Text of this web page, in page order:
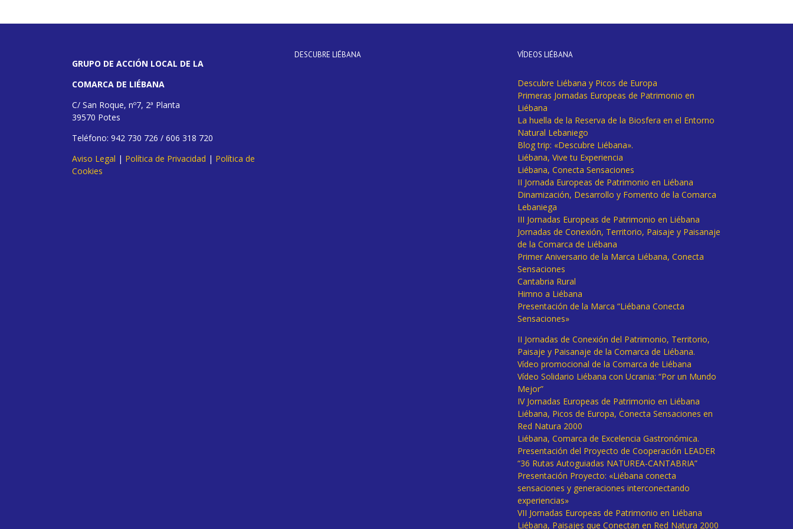
GRUPO DE ACCIÓN LOCAL DE LA
COMARCA DE LIÉBANA
C/ San Roque, nº7, 2ª Planta
39570 Potes
Teléfono: 942 730 726 / 606 318 720
Aviso Legal | Política de Privacidad | Política de
Cookies
DESCUBRE LIÉBANA VÍDEOS LIÉBANA
Descubre Liébana y Picos de Europa
Primeras Jornadas Europeas de Patrimonio en
Liébana
La huella de la Reserva de la Biosfera en el Entorno
Natural Lebaniego
Blog trip: «Descubre Liébana».
Liébana, Vive tu Experiencia
Liébana, Conecta Sensaciones
II Jornada Europeas de Patrimonio en Liébana
Dinamización, Desarrollo y Fomento de la Comarca
Lebaniega
III Jornadas Europeas de Patrimonio en Liébana
Jornadas de Conexión, Territorio, Paisaje y Paisanaje
de la Comarca de Liébana
Primer Aniversario de la Marca Liébana, Conecta
Sensaciones
Cantabria Rural
Himno a Liébana
Presentación de la Marca “Liébana Conecta
Sensaciones»
II Jornadas de Conexión del Patrimonio, Territorio,
Paisaje y Paisanaje de la Comarca de Liébana.
Vídeo promocional de la Comarca de Liébana
Vídeo Solidario Liébana con Ucrania: “Por un Mundo
Mejor”
IV Jornadas Europeas de Patrimonio en Liébana
Liébana, Picos de Europa, Conecta Sensaciones en
Red Natura 2000
Liébana, Comarca de Excelencia Gastronómica.
Presentación del Proyecto de Cooperación LEADER
“36 Rutas Autoguiadas NATUREA-CANTABRIA”
Presentación Proyecto: «Liébana conecta
sensaciones y generaciones interconectando
experiencias»
VII Jornadas Europeas de Patrimonio en Liébana
Liébana, Paisajes que Conectan en Red Natura 2000